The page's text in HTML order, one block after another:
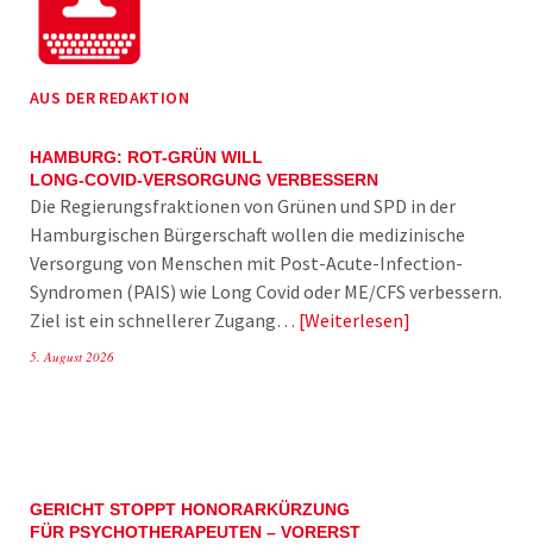
AUS DER REDAKTION
HAMBURG: ROT-GRÜN WILL
LONG-COVID-VERSORGUNG VERBESSERN
Die Regierungsfraktionen von Grünen und SPD in der
Hamburgischen Bürgerschaft wollen die medizinische
Versorgung von Menschen mit Post-Acute-Infection-
Syndromen (PAIS) wie Long Covid oder ME/CFS verbessern.
Ziel ist ein schnellerer Zugang… Weiterlesen
5. August 2026
GERICHT STOPPT HONORARKÜRZUNG
FÜR PSYCHOTHERAPEUTEN – VORERST